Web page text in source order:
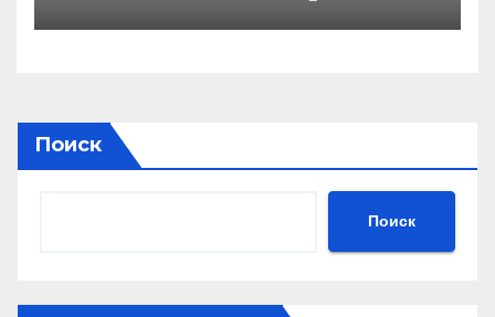
внимания в условиях
неопределённости
Поиск
Поиск